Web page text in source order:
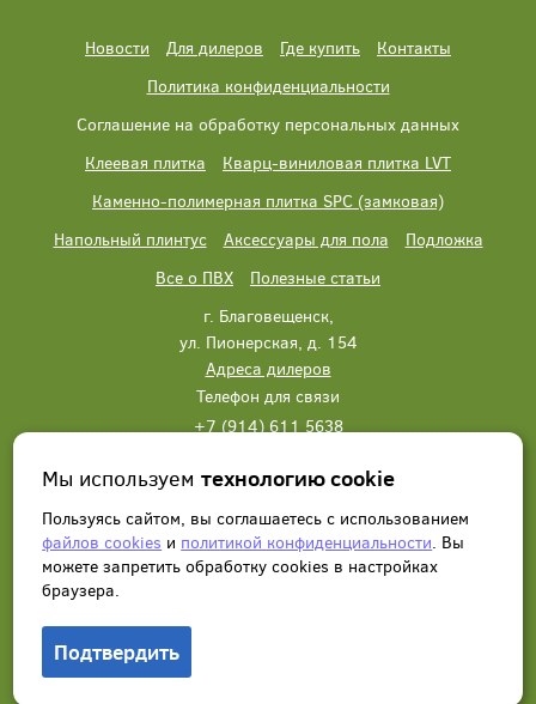
Новости Для дилеров Где купить
Контакты
Политика конфиденциальности
Соглашение на обработку персональных данных
Клеевая плитка
Кварц-виниловая плитка LVT
Каменно-полимерная плитка SPC (замковая)
Напольный плинтус
Аксессуары для пола
Подложка
Все о ПВХ
Полезные статьи
г. Благовещенск,
ул. Пионерская, д. 154
Адреса дилеров
Телефон для связи
+7 (914) 611 5638
Написать нам Заказать звонок
Мы используемтехнологию cookie
Пользуясь сайтом, вы соглашаетесь с использованием
файлов cookies и политикой конфиденциальности. Вы
можете запретить обработку сookies в настройках
браузера.
Подтвердить